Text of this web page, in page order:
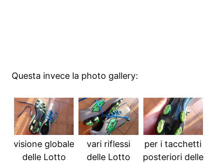
Questa invece la photo gallery:
visione globale
delle Lotto
vari riflessi
delle Lotto
per i tacchetti
posteriori delle